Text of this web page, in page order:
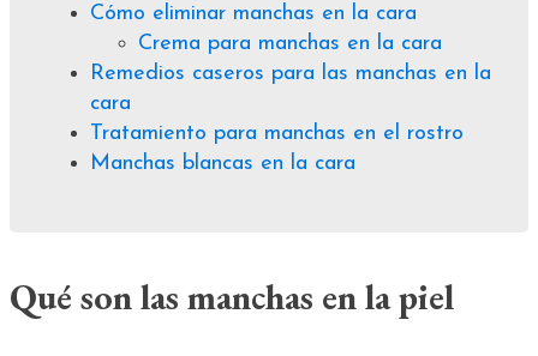
Cómo eliminar manchas en la cara
Crema para manchas en la cara
Remedios caseros para las manchas en la
cara
Tratamiento para manchas en el rostro
Manchas blancas en la cara
Qué son las manchas en la piel